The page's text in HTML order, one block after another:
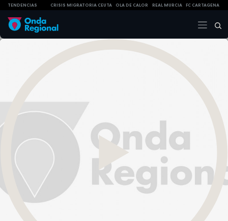
TENDENCIAS CRISIS MIGRATORIA CEUTA OLA DE CALOR REAL MURCIA FC CARTAGENA